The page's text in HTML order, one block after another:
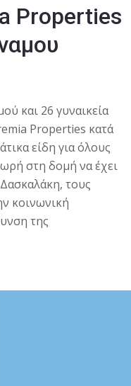
Properties
και 26 γυναικεία
Properties κατά
είδη για όλους
στη δομή να έχει
τους
κοινωνική
της